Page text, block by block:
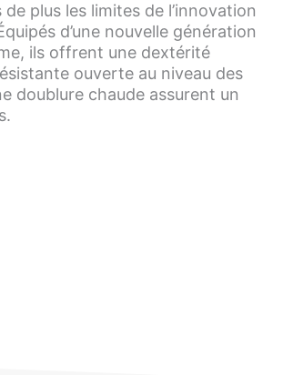
plus les limites de l’innovation
d’une nouvelle génération
ils offrent une dextérité
ouverte au niveau des
doublure chaude assurent un